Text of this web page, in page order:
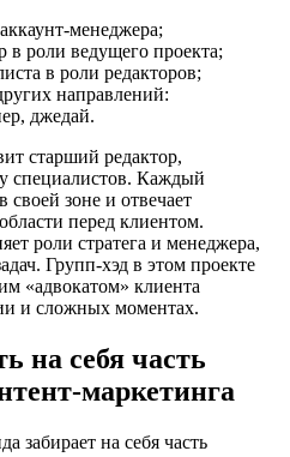
менеджера;
роли ведущего проекта;
в роли редакторов;
направлений:
джедай.
старший редактор,
специалистов. Каждый
своей зоне и отвечает
перед клиентом.
роли стратега и менеджера,
Групп-хэд в этом проекте
«адвокатом» клиента
и сложных моментах.
на себя часть
маркетинга
забирает на себя часть